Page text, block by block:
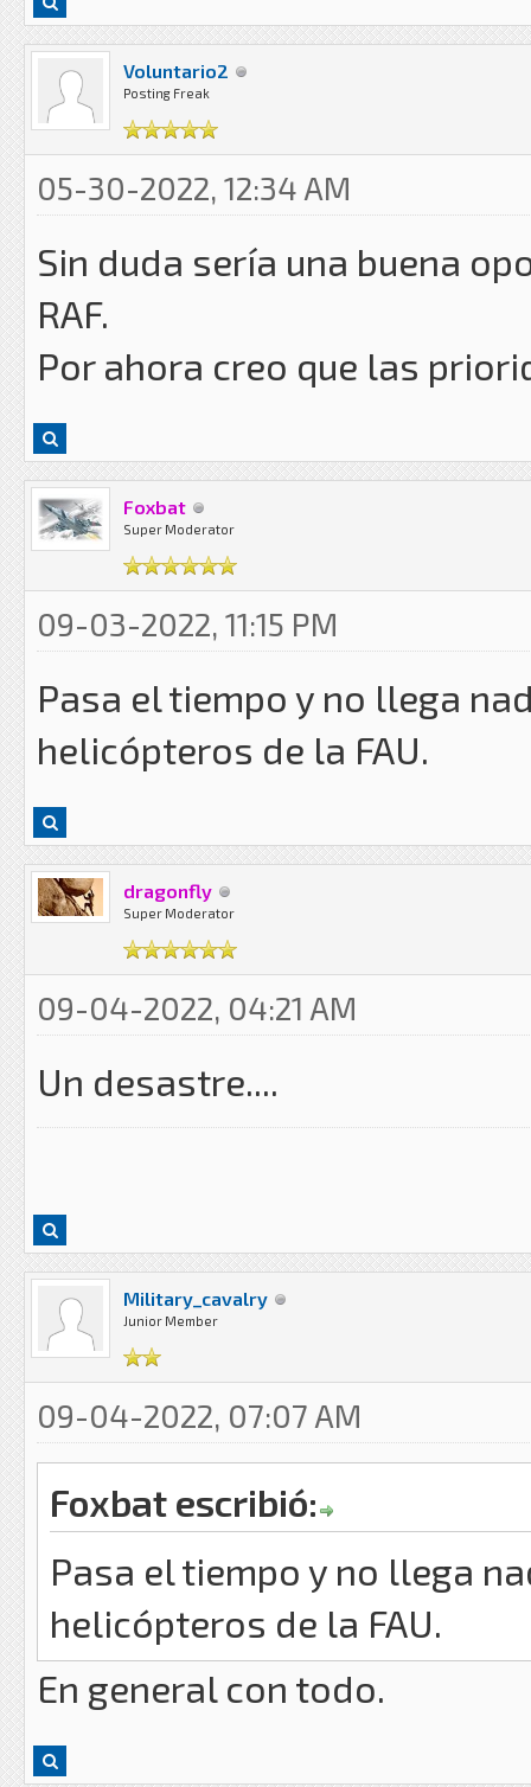
Voluntario2
Posting Freak
05-30-2022, 12:34 AM
Sin duda sería una buena
RAF.
Por ahora creo que las
Foxbat
Super Moderator
09-03-2022, 11:15 PM
Pasa el tiempo y no llega
helicópteros de la FAU.
dragonfly
Super Moderator
09-04-2022, 04:21 AM
Un desastre....
Military_cavalry
Junior Member
09-04-2022, 07:07 AM
Foxbat escribió:
Pasa el tiempo y no llega
helicópteros de la FAU.
En general con todo.